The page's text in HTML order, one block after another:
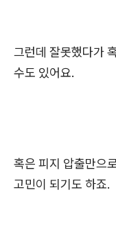
그런데 잘못했다가
수도 있어요.
혹은 피지 압출만으
고민이 되기도 하죠.